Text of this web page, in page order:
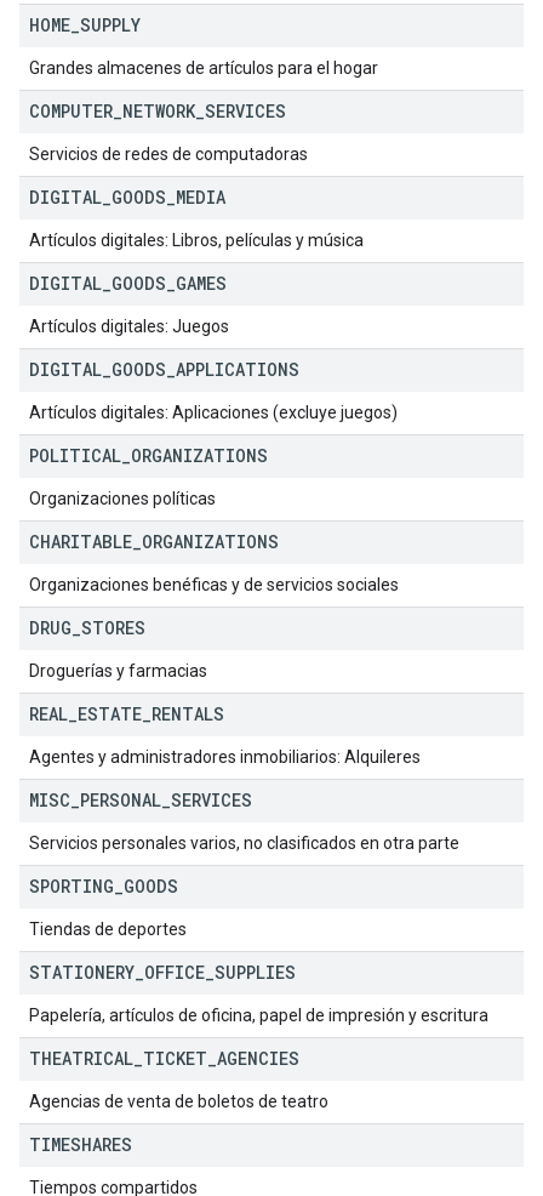
HOME SUPPLY
Grandes almacenes de artículos para el hogar
COMPUTER NETWORK SERVICES
Servicios de redes de computadoras
DIGITAL GOODS MEDIA
Artículos digitales: Libros, películas y música
DIGITAL GOODS GAMES
Artículos digitales: Juegos
DIGITAL GOODS APPLICATIONS
Artículos digitales: Aplicaciones (excluye juegos)
POLITICAL ORGANIZATIONS
Organizaciones políticas
CHARITABLE ORGANIZATIONS
Organizaciones benéficas y de servicios sociales
DRUG STORES
Droguerías y farmacias
REAL ESTATE RENTALS
Agentes y administradores inmobiliarios: Alquileres
MISC PERSONAL SERVICES
Servicios personales varios, no clasificados en otra parte
SPORTING GOODS
Tiendas de deportes
STATIONERY OFFICE SUPPLIES
Papelería, artículos de oficina, papel de impresión y escritura
THEATRICAL TICKET AGENCIES
Agencias de venta de boletos de teatro
TIMESHARES
Tiempos compartidos